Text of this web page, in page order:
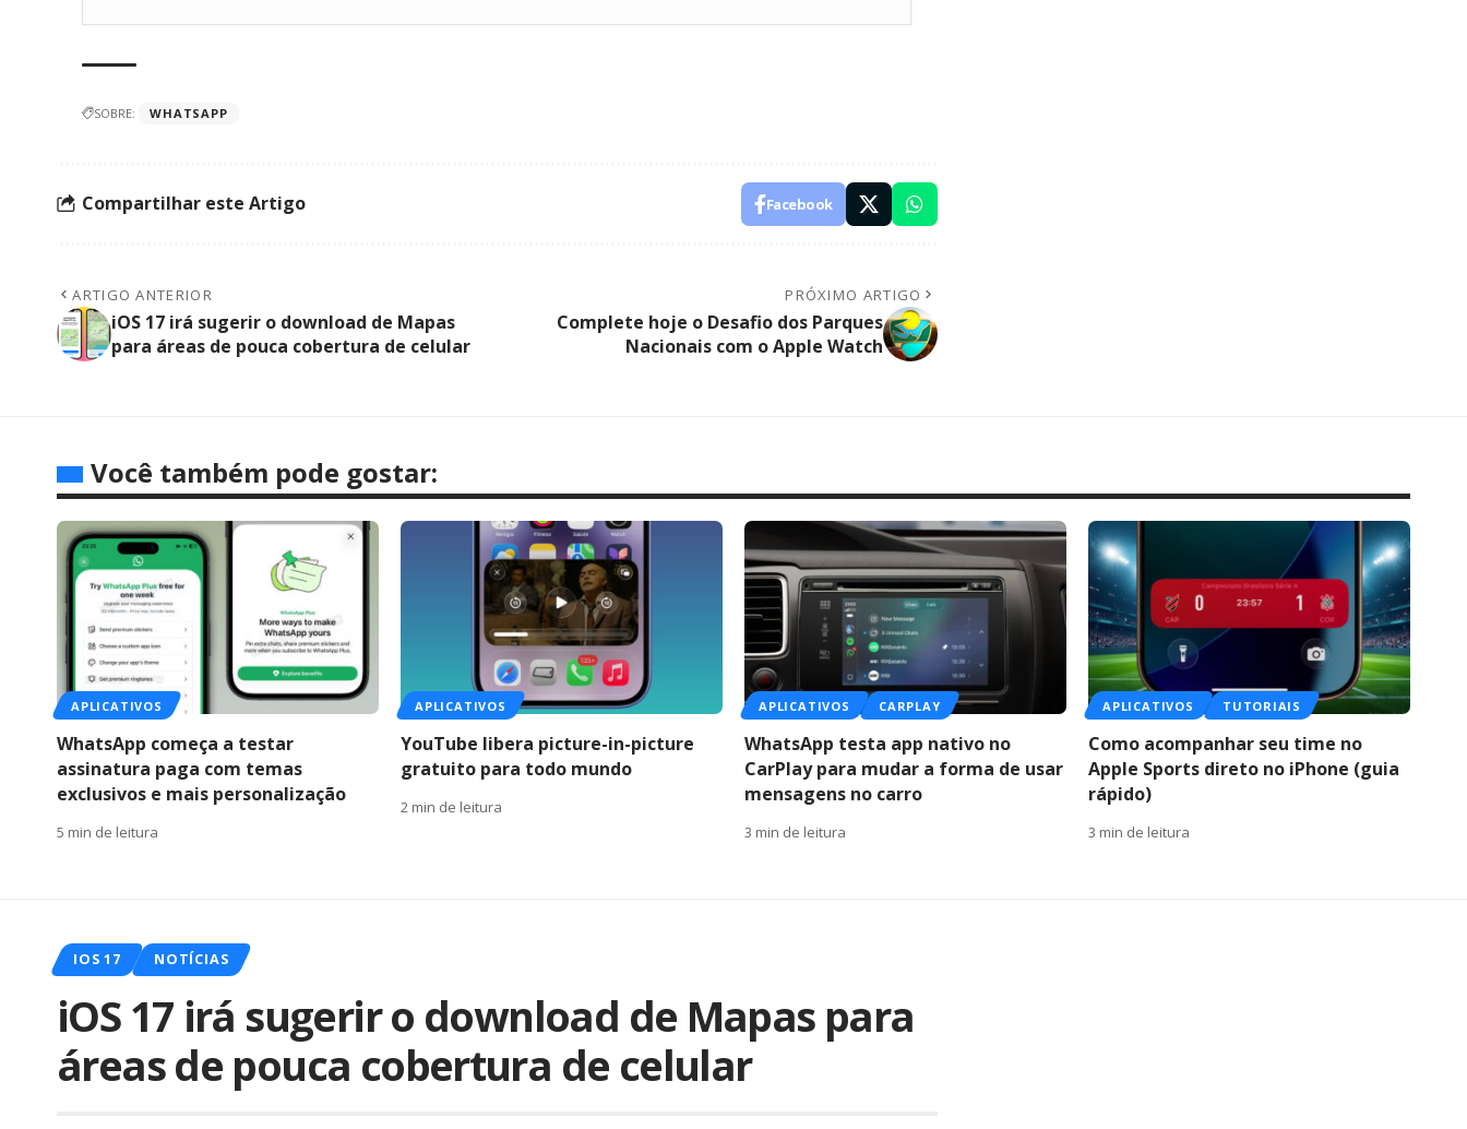
SOBRE: WHATSAPP
Compartilhar este Artigo Facebook
ARTIGO ANTERIOR
iOS 17 irá sugerir o download de Mapas
para áreas de pouca cobertura de celular
PRÓXIMO ARTIGO
Complete hoje o Desafio dos Parques
Nacionais com o Apple Watch
Você também pode gostar:
APLICATIVOS
WhatsApp começa a testar
assinatura paga com temas
exclusivos e mais personalização
5 min de leitura
APLICATIVOS
YouTube libera picture-in-picture
gratuito para todo mundo
2 min de leitura
APLICATIVOS CARPLAY
WhatsApp testa app nativo no
CarPlay para mudar a forma de usar
mensagens no carro
3 min de leitura
APLICATIVOS TUTORIAIS
Como acompanhar seu time no
Apple Sports direto no iPhone (guia
rápido)
3 min de leitura
IOS 17 NOTÍCIAS
iOS 17 irá sugerir o download de Mapas para
áreas de pouca cobertura de celular